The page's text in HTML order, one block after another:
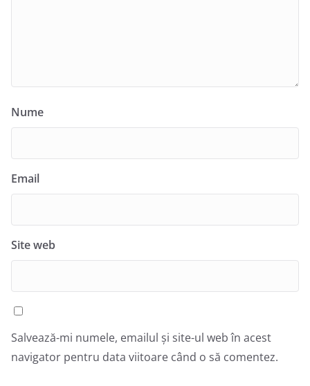
Nume
Email
Site web
Salvează-mi numele, emailul și site-ul web în acest
navigator pentru data viitoare când o să comentez.